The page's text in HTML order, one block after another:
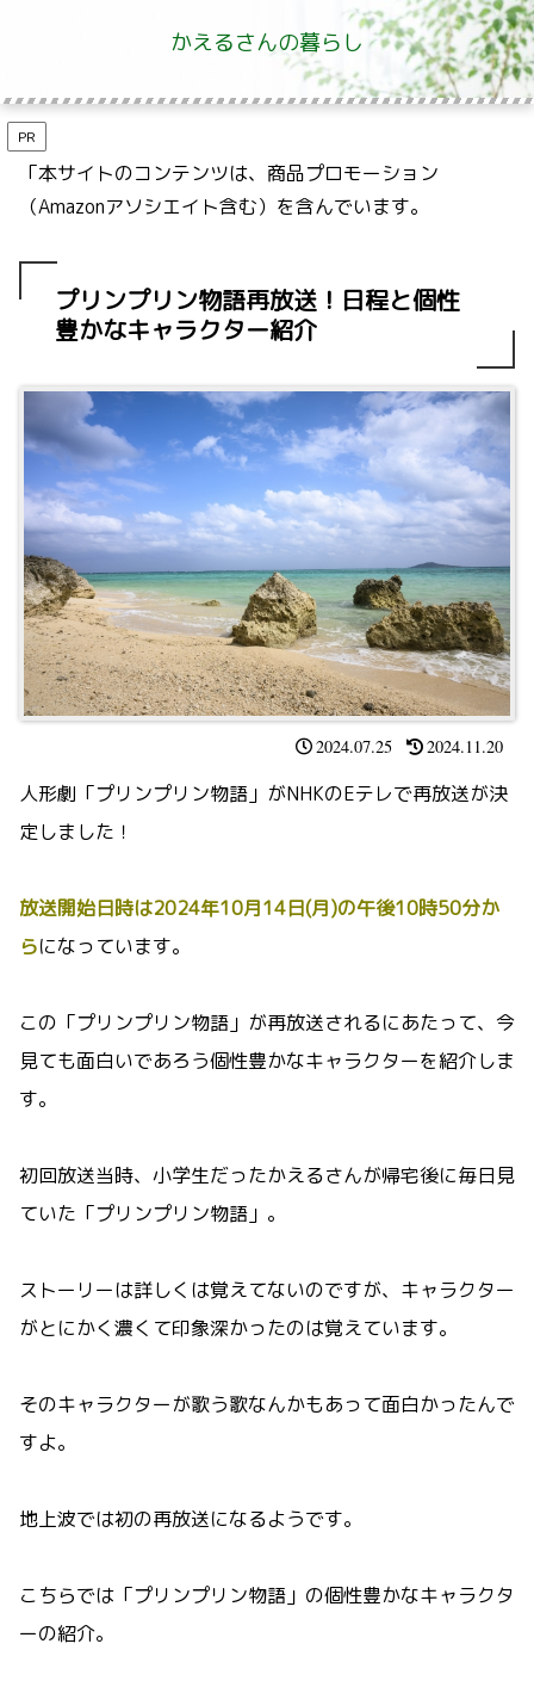
かえるさんの暮らし
PR
「本サイトのコンテンツは、商品プロモーション
（Amazonアソシエイト含む）を含んでいます。
プリンプリン物語再放送！日程と個性
豊かなキャラクター紹介
2024.07.25 2024.11.20
人形劇「プリンプリン物語」がNHKのEテレで再放送が決
定しました！
放送開始日時は2024年10月14日(月)の午後10時50分か
らになっています。
この「プリンプリン物語」が再放送されるにあたって、今
見ても面白いであろう個性豊かなキャラクターを紹介しま
す。
初回放送当時、小学生だったかえるさんが帰宅後に毎日見
ていた「プリンプリン物語」。
ストーリーは詳しくは覚えてないのですが、キャラクター
がとにかく濃くて印象深かったのは覚えています。
そのキャラクターが歌う歌なんかもあって面白かったんで
すよ。
地上波では初の再放送になるようです。
こちらでは「プリンプリン物語」の個性豊かなキャラクタ
ーの紹介。